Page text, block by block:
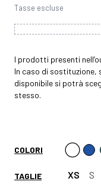
Tasse escluse
I prodotti presenti
In caso di sostituzione,
disponibile si potrà
stesso.
COLORI
TAGLIE XS S